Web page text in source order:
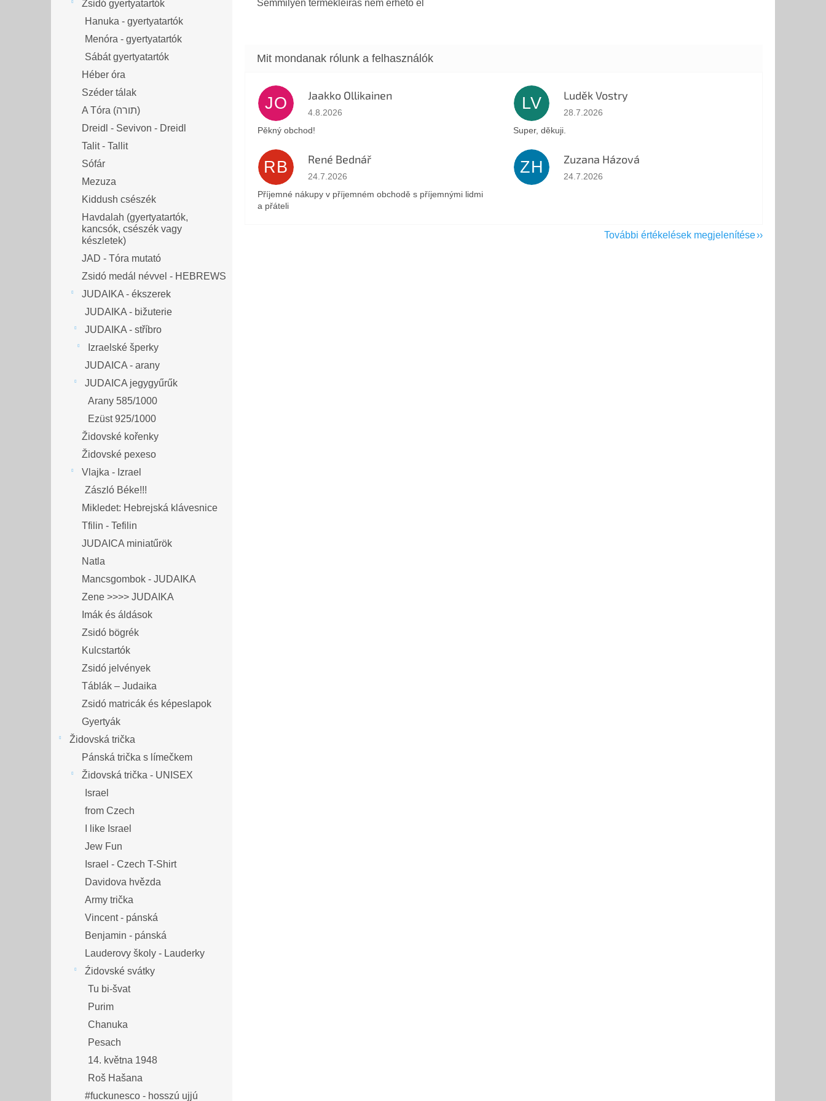
Zsidó gyertyatartók
Hanuka - gyertyatartók
Menóra - gyertyatartók
Sábát gyertyatartók
Héber óra
Széder tálak
A Tóra (תורה)
Dreidl - Sevivon - Dreidl
Talit - Tallit
Sófár
Mezuza
Kiddush csészék
Havdalah (gyertyatartók,
kancsók, csészék vagy
készletek)
JAD - Tóra mutató
Zsidó medál névvel - HEBREWS
JUDAIKA - ékszerek
JUDAIKA - bižuterie
JUDAIKA - stříbro
Izraelské šperky
JUDAICA - arany
JUDAICA jegygyűrűk
Arany 585/1000
Ezüst 925/1000
Židovské kořenky
Židovské pexeso
Vlajka - Izrael
Zászló Béke!!!
Mikledet: Hebrejská klávesnice
Tfilin - Tefilin
JUDAICA miniatűrök
Natla
Mancsgombok - JUDAIKA
Zene >>>> JUDAIKA
Imák és áldások
Zsidó bögrék
Kulcstartók
Zsidó jelvények
Táblák – Judaika
Zsidó matricák és képeslapok
Gyertyák
Židovská trička
Pánská trička s límečkem
Židovská trička - UNISEX
Israel
from Czech
I like Israel
Jew Fun
Israel - Czech T-Shirt
Davidova hvězda
Army trička
Vincent - pánská
Benjamin - pánská
Lauderovy školy - Lauderky
Źidovské svátky
Tu bi-švat
Purim
Chanuka
Pesach
14. května 1948
Roš Hašana
#fuckunesco - hosszú ujjú
Semmilyen termékleírás nem érhető el
JO Jaakko Ollikainen
Az áruház értékelése 5-ből 5 csillag.
4.8.2026
Pěkný obchod!
LV Luděk Vostry
Az áruház értékelése 5-ből 5 csillag.
28.7.2026
Super, děkuji.
RB René Bednář
Az áruház értékelése 5-ből 5 csillag.
24.7.2026
Příjemné nákupy v příjemném obchodě s příjemnými lidmi
a přáteli
ZH Zuzana Házová
Az áruház értékelése 5-ből 5 csillag.
24.7.2026
További értékelések megjelenítése